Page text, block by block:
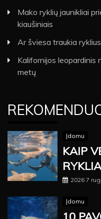
Mako ryklių jaunikliai
kiaušiniais
Ar šviesa traukia
Kalifornijos leopardinis
metų
Įdomu
KAIP
2026 7
Įdomu